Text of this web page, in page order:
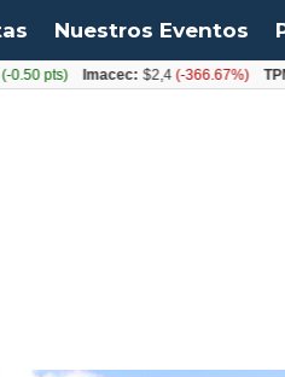
Nuestros Eventos
Imacec: $2,4(-366.67%) TPM: